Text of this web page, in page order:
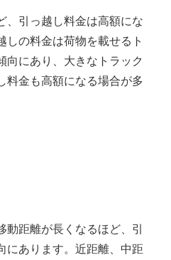
、引っ越し料金は高額にな
しの料金は荷物を載せるト
向にあり、大きなトラック
料金も高額になる場合が多
動距離が長くなるほど、引
にあります。近距離、中距